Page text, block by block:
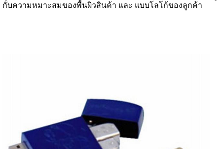
กับความหมาะสมของพื้นผิวสินค้า และ แบบโลโก้ของลูกค้า